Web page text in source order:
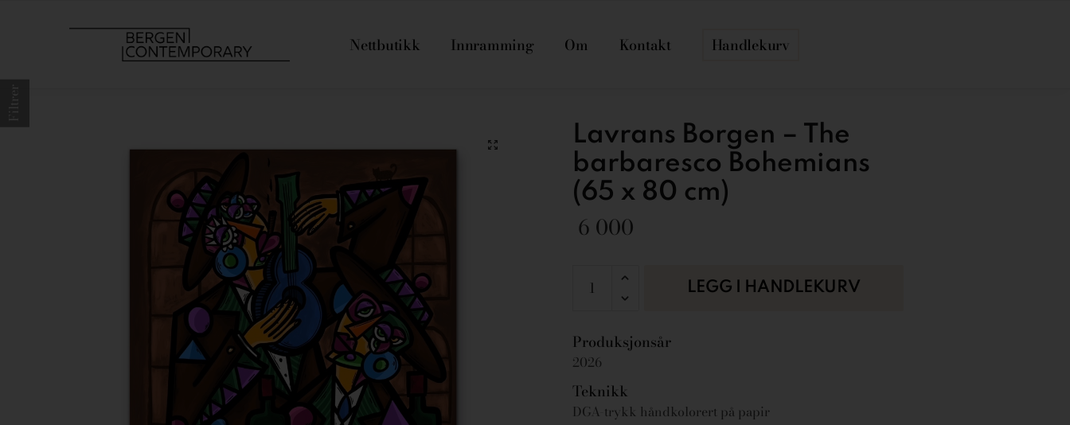
Nettbutikk Innramming Om Kontakt Handlekurv
Lavrans Borgen – The
barbaresco Bohemians
(65 x 80 cm)
6 000
LEGG I HANDLEKURV
Produksjonsår
2026
Teknikk
DGA-trykk håndkolorert på papir
Filtrer